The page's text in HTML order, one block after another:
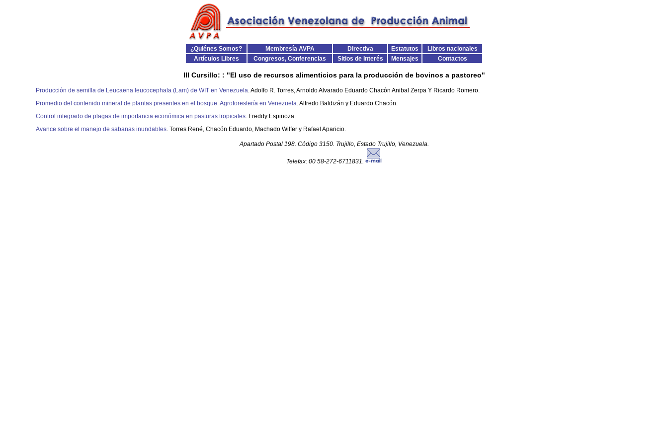
¿Quiénes Somos? Membresía AVPA Directiva Estatutos
Libros nacionales
Artículos Libres
Congresos, Conferencias Sitios de Interés Mensajes Contactos
III Cursillo: : "El uso de recursos alimenticios para la producción de bovinos a pastoreo"
Producción de semilla de Leucaena leucocephala (Lam) de WIT en Venezuela. Adolfo R. Torres, Arnoldo Alvarado Eduardo Chacón Anibal Zerpa Y Ricardo Romero.
Promedio del contenido mineral de plantas presentes en el bosque. Agroforestería en Venezuela. Alfredo Baldizán y Eduardo Chacón.
Control integrado de plagas de importancia económica en pasturas tropicales. Freddy Espinoza.
Avance sobre el manejo de sabanas inundables. Torres René, Chacón Eduardo, Machado Wilfer y Rafael Aparicio.
Apartado Postal 198. Código 3150. Trujillo, Estado Trujillo, Venezuela.
Telefax: 00 58-272-6711831.